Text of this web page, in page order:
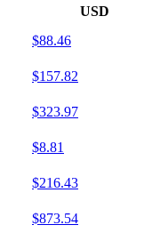
USD
$88.46
$157.82
$323.97
$8.81
$216.43
$873.54